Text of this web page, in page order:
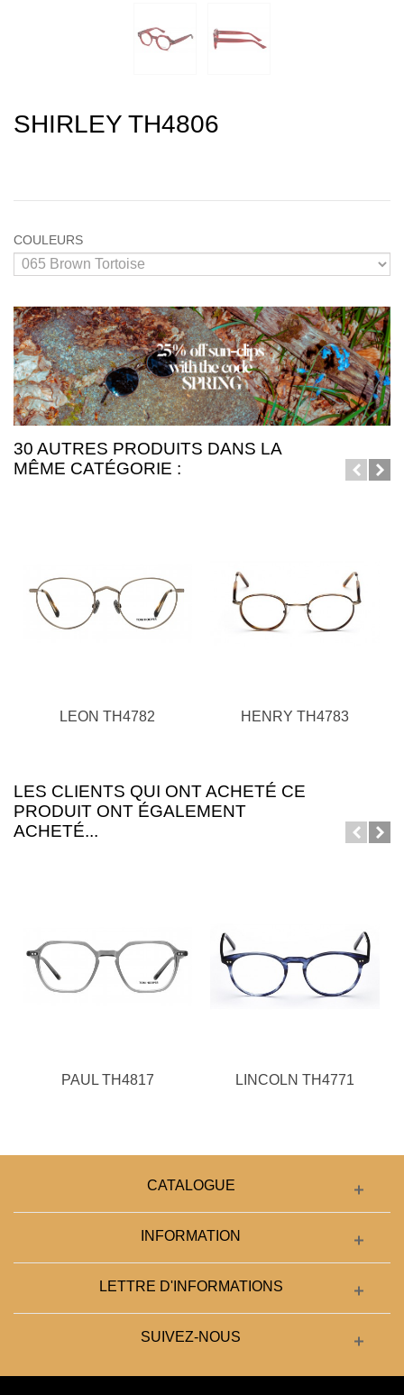
SHIRLEY TH4806
COULEURS
30 AUTRES PRODUITS DANS LA
MÊME CATÉGORIE :
LEON TH4782 HENRY TH4783
LES CLIENTS QUI ONT ACHETÉ CE
PRODUIT ONT ÉGALEMENT
ACHETÉ...
PAUL TH4817 LINCOLN TH4771
CATALOGUE
INFORMATION
LETTRE D'INFORMATIONS
SUIVEZ-NOUS